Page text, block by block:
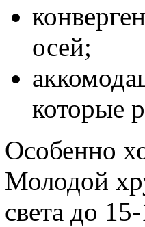
осей;
которые
Особенно
Молодой
света до